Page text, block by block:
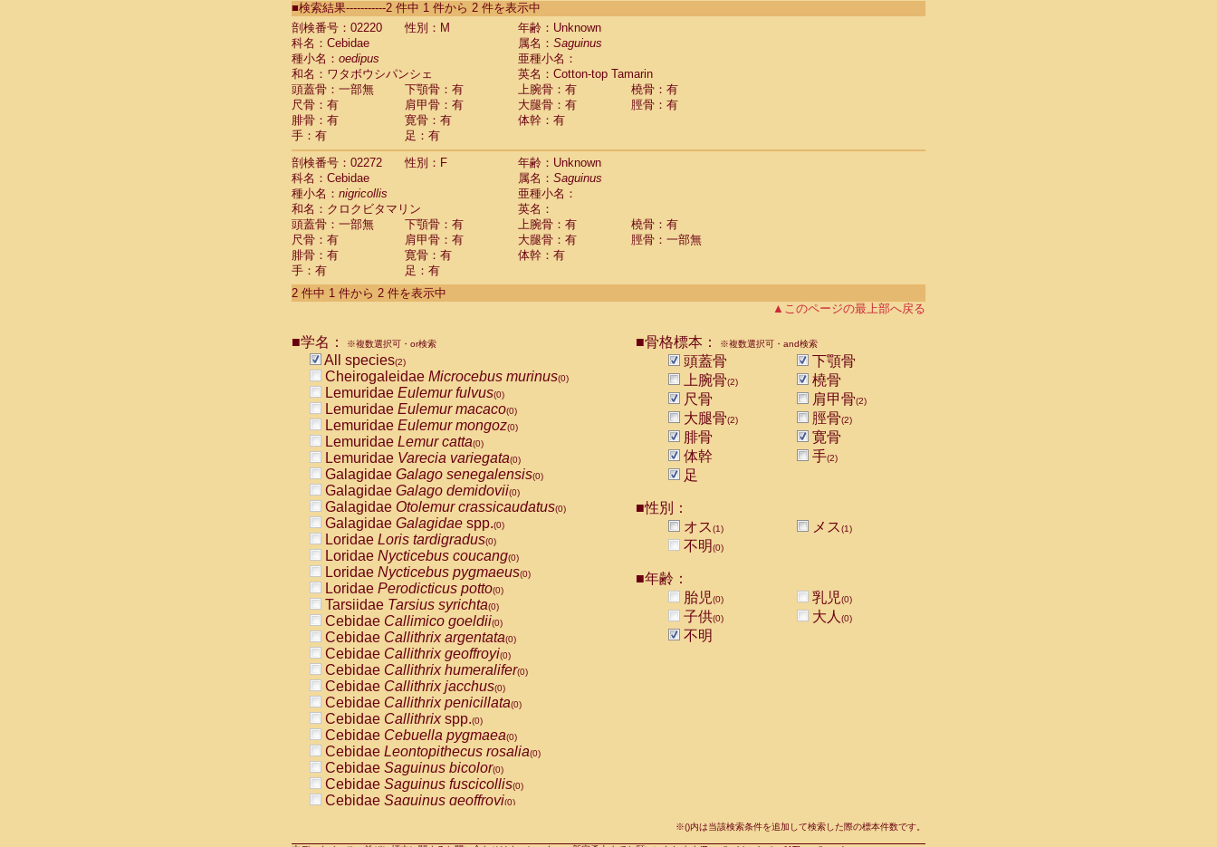
CebidaeSaguinus labiatus(0)
Cebidae Saguinus leucopus (0)
Cebidae
Cebidae
CebidaeSaguinus nigricollis (1)
Cebidae Saguinus oedipus
Cebidae Saguinus weddelli
Cebidae Saguinusspp.
Cebidae Aotus trivirgatus
Cebidae Cebus albifrons
Cebidae
CebidaeCebus capucinus
CebidaeCebus nigrivittatus
Cebidae Cebusspp.(0)
Cebidae Saimiri boliviensis
Cebidae Saimiri sciureus
Atelidae Alouatta caraya
AtelidaeAlouatta fusca
AtelidaeAlouatta seniculus
AtelidaeAteles belzebuth
AtelidaeAteles geoffroyi
AtelidaeAteles paniscus(0)
AtelidaeAtelesspp. (0)
AtelidaeLagothrix lagothricha
AtelidaeLagothrix lagothricha cana
PitheciidaeCacajao calvus rubicundus
PitheciidaeCallicebus cupreus
PitheciidaeCallicebus donacophilus
PitheciidaeCallicebus moloch
PitheciidaeCallicebus torquatus(0)
PitheciidaeCallicebusspp.
PitheciidaeChiropotes satanas
PitheciidaePithecia monachus
PitheciidaePithecia pithecia (0)
CercopithecidaeCercocebus agilis
CercopithecidaeCercocebus galeritus chrysogaster
CercopithecidaeCercocebus torquatus atys
CercopithecidaeCercocebus torquatus lunulatus
CercopithecidaeCercocebus torquatus torquatus
CercopithecidaeCercocebushybrid
CercopithecidaeCercocebusspp.
CercopithecidaeLophocebus albigena
CercopithecidaePapio anubis
CercopithecidaePapio cynocephalus
CercopithecidaePapio hamadryas
CercopithecidaePapio papio
CercopithecidaePapiospp.(0)
CercopithecidaeMandrillus leucophaeus
CercopithecidaeMandrillus sphinx
CercopithecidaeMacaca arctoides(0)
■検索結果-----------2 件中 1 件から 2 件を表示中
剖検番号：02220
性別：M
年齢：Unknown
科名：Cebidae
属名： Saguinus
種小名： oedipus
亜種小名：
和名：ワタボウシパンシェ
英名：Cotton-top Tamarin
頭蓋骨：一部無
下顎骨：有 上腕骨：有
橈骨：有
尺骨：有
肩甲骨：有 大腿骨：有
脛骨：有
腓骨：有
寛骨：有
体幹：有
手：有
足：有
剖検番号：02272
性別：F
年齢：Unknown
科名：Cebidae
属名： Saguinus
種小名： nigricollis
亜種小名：
和名：クロクビタマリン
英名：
頭蓋骨：一部無
下顎骨：有 上腕骨：有
橈骨：有
尺骨：有
肩甲骨：有 大腿骨：有
脛骨：一部無
腓骨：有
寛骨：有
体幹：有
手：有
足：有
2 件中 1 件から 2 件を表示中
▲このページの最上部へ戻る
■学名： ※複数選択可・or検索
All species(2)
Cheirogaleidae Microcebus murinus(0)
Lemuridae Eulemur fulvus(0)
Lemuridae Eulemur macaco(0)
Lemuridae Eulemur mongoz(0)
Lemuridae Lemur catta(0)
Lemuridae Varecia variegata(0)
Galagidae Galago senegalensis(0)
Galagidae Galago demidovii(0)
Galagidae Otolemur crassicaudatus(0)
Galagidae Galagidae spp.(0)
Loridae Loris tardigradus(0)
Loridae Nycticebus coucang(0)
Loridae Nycticebus pygmaeus(0)
Loridae Perodicticus potto(0)
Tarsiidae Tarsius syrichta(0)
Cebidae Callimico goeldii(0)
Cebidae Callithrix argentata(0)
Cebidae Callithrix geoffroyi(0)
Cebidae Callithrix humeralifer(0)
Cebidae Callithrix jacchus(0)
Cebidae Callithrix penicillata(0)
Cebidae Callithrixspp.(0)
Cebidae Cebuella pygmaea(0)
Cebidae Leontopithecus rosalia(0)
Cebidae Saguinus bicolor(0)
Cebidae Saguinus fuscicollis(0)
Cebidae Saguinus geoffroyi(0)
■骨格標本： ※複数選択可・and検索
頭蓋骨
下顎骨
上腕骨(2)
橈骨
尺骨
肩甲骨(2)
大腿骨(2) 脛骨(2)
腓骨
寛骨
体幹
手(2)
足
■性別：
オス(1) メス(1)
不明(0)
■年齢：
胎児(0) 乳児(0)
子供(0) 大人 (0)
不明
※()内は当該検索条件を追加して検索した際の標本件数です。